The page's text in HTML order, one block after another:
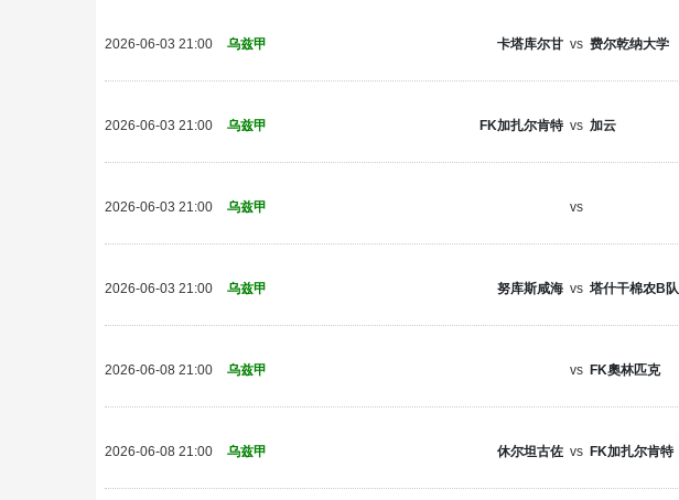
2026-06-03 21:00 乌兹甲 卡塔库尔甘 vs 费尔乾纳大学
2026-06-03 21:00 乌兹甲 FK加扎尔肯特 vs 加云
2026-06-03 21:00 乌兹甲 vs
2026-06-03 21:00 乌兹甲 努库斯咸海 vs 塔什干棉农B队
2026-06-08 21:00 乌兹甲 vs FK奧林匹克
2026-06-08 21:00 乌兹甲 休尔坦古佐 vs FK加扎尔肯特